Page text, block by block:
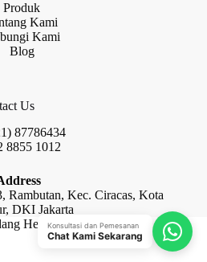
Produk
Kami
Kami
Blog
Us
87786434
8855 1012
Rambutan, Kec. Ciracas, Kota
DKI Jakarta
Heayy Duty by Raja Rak
Konsultasi dan Pemesanan
Chat Kami Sekarang